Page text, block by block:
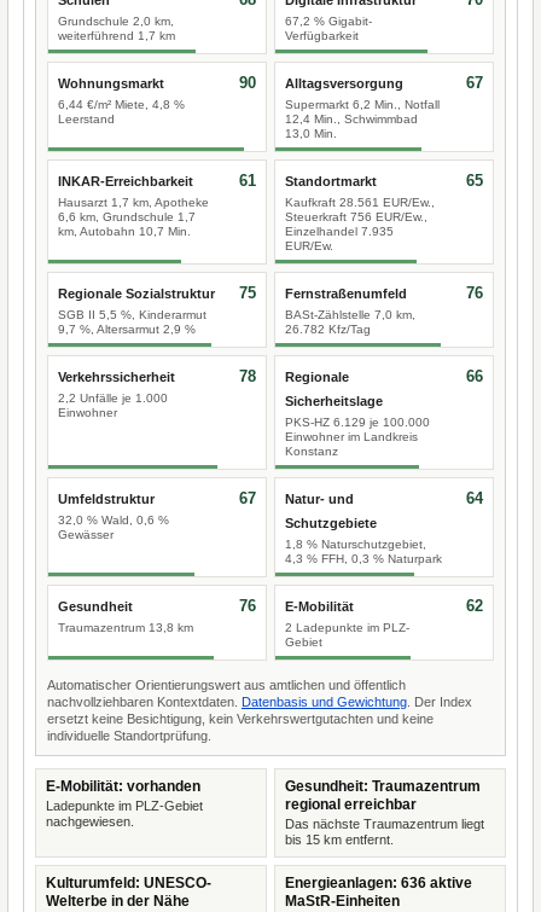
Grundschule 2,0 km,
weiterführend 1,7 km
67,2 % Gigabit-
Verfügbarkeit
Wohnungsmarkt
6,44 €/m² Miete, 4,8 %
Leerstand
90 Alltagsversorgung
Supermarkt 6,2 Min., Notfall
12,4 Min., Schwimmbad
13,0 Min.
67
INKAR-Erreichbarkeit
Hausarzt 1,7 km, Apotheke
6,6 km, Grundschule 1,7
km, Autobahn 10,7 Min.
61 Standortmarkt
Kaufkraft 28.561 EUR/Ew.,
Steuerkraft 756 EUR/Ew.,
Einzelhandel 7.935
EUR/Ew.
65
Regionale Sozialstruktur
SGB II 5,5 %, Kinderarmut
9,7 %, Altersarmut 2,9 %
75 Fernstraßenumfeld
BASt-Zählstelle 7,0 km,
26.782 Kfz/Tag
76
Verkehrssicherheit
2,2 Unfälle je 1.000
Einwohner
78
Regionale
Sicherheitslage
PKS-HZ 6.129 je 100.000
Einwohner im Landkreis
Konstanz
66
Umfeldstruktur
32,0 % Wald, 0,6 %
Gewässer
67
Natur- und
Schutzgebiete
1,8 % Naturschutzgebiet,
4,3 % FFH, 0,3 % Naturpark
64
Gesundheit
Traumazentrum 13,8 km
76 E-Mobilität
2 Ladepunkte im PLZ-
Gebiet
62
Automatischer Orientierungswert aus amtlichen und öffentlich
nachvollziehbaren Kontextdaten. Datenbasis und Gewichtung . Der Index
ersetzt keine Besichtigung, kein Verkehrswertgutachten und keine
individuelle Standortprüfung.
E-Mobilität: vorhanden
Ladepunkte im PLZ-Gebiet
nachgewiesen.
Gesundheit: Traumazentrum
regional erreichbar
Das nächste Traumazentrum liegt
bis 15 km entfernt.
Kulturumfeld: UNESCO-
Welterbe in der Nähe
Energieanlagen: 636 aktive
MaStR-Einheiten